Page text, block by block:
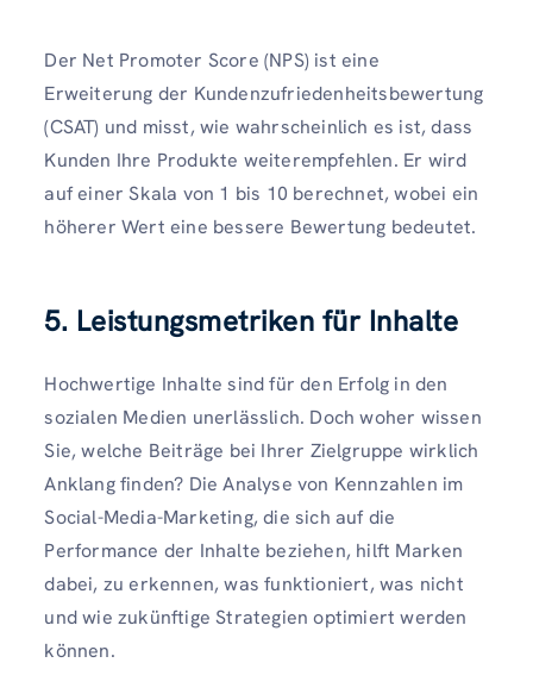
Der Net Promoter Score (NPS) ist eine
Erweiterung der Kundenzufriedenheitsbewertung
(CSAT) und misst, wie wahrscheinlich es ist, dass
Kunden Ihre Produkte weiterempfehlen. Er wird
auf einer Skala von 1 bis 10 berechnet, wobei ein
höherer Wert eine bessere Bewertung bedeutet.
5. Leistungsmetriken für Inhalte
Hochwertige Inhalte sind für den Erfolg in den
sozialen Medien unerlässlich. Doch woher wissen
Sie, welche Beiträge bei Ihrer Zielgruppe wirklich
Anklang finden? Die Analyse von Kennzahlen im
Social-Media-Marketing, die sich auf die
Performance der Inhalte beziehen, hilft Marken
dabei, zu erkennen, was funktioniert, was nicht
und wie zukünftige Strategien optimiert werden
können.